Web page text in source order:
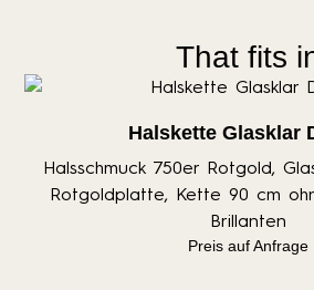
That fits
Halskette Glasklar
Halsschmuck 750er Rotgold,
Rotgoldplatte, Kette 90 cm
Brillanten
Preis auf Anfrage